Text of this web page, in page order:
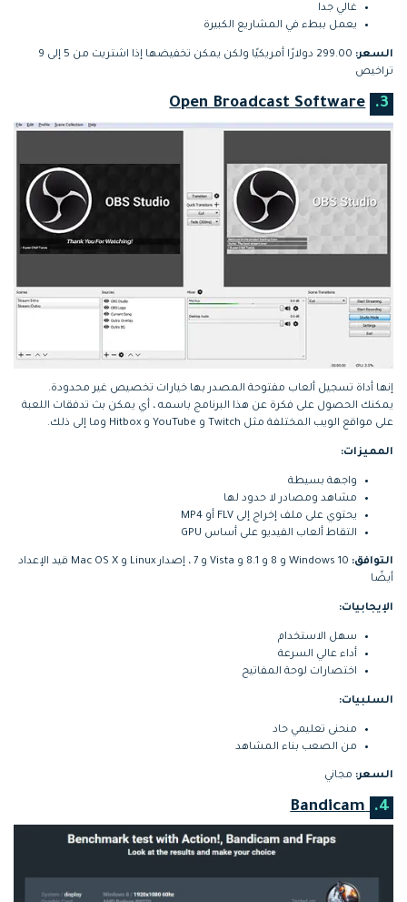
غالي جدا
يعمل ببطء في المشاريع الكبيرة
السعر:
299.00 دولارًا أمريكيًا ولكن يمكن تخفيضها إذا اشتريت من 5 إلى 9
تراخيص
3.
Open Broadcast Software
إنها أداة تسجيل ألعاب مفتوحة المصدر بها خيارات تخصيص غير محدودة.
يمكنك الحصول على فكرة عن هذا البرنامج باسمه ، أي يمكن بث تدفقات اللعبة
على مواقع الويب المختلفة مثل Twitch و YouTube و Hitbox وما إلى ذلك.
المميزات:
واجهة بسيطة
مشاهد ومصادر لا حدود لها
يحتوي على ملف إخراج إلى FLV أو MP4
التقاط ألعاب الفيديو على أساس GPU
التوافق:
Windows 10 و 8 و 8.1 و Vista و 7 ، إصدار Linux و Mac OS X قيد الإعداد
أيضًا
الإيجابيات:
سهل الاستخدام
أداء عالي السرعة
اختصارات لوحة المفاتيح
السلبيات:
منحنى تعليمي حاد
من الصعب بناء المشاهد
السعر: مجاني
4.
Bandicam